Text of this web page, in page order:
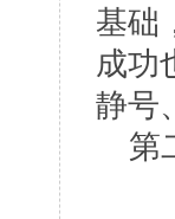
基础
成功
静号
第